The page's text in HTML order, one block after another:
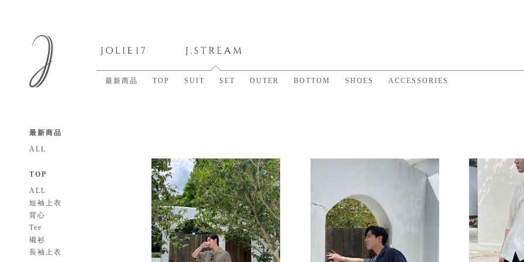
最新商品 TOP SUIT SET OUTER BOTTOM SHOES ACCESSORIES
最新商品
ALL
TOP
ALL
短袖上衣
背心
Tee
襯衫
長袖上衣